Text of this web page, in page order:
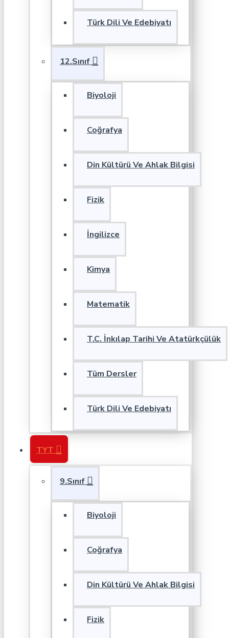
Türk Dili Ve Edebiyatı
12.Sınıf
Biyoloji
Coğrafya
Din Kültürü Ve Ahlak Bilgisi
Fizik
İngilizce
Kimya
Matematik
T.C. İnkılap Tarihi Ve Atatürkçülük
Tüm Dersler
Türk Dili Ve Edebiyatı
TYT
9.Sınıf
Biyoloji
Coğrafya
Din Kültürü Ve Ahlak Bilgisi
Fizik